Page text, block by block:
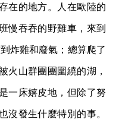
在的地方。人在歐陸的
慢吞吞的野雞車，來到
炸雞和廢氣；總算爬了
火山群團團圍繞的湖，
一床嬉皮地，但除了努
沒發生什麼特別的事。